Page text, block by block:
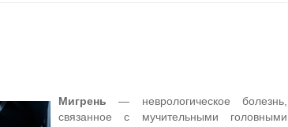
Мигрень — неврологическое болезнь,
связанное с мучительными головными